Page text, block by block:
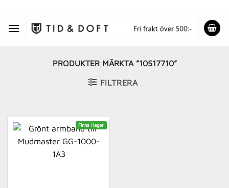
content
PRODUKTER MÄRKTA ”10517710”
FILTRERA
Finns i lager